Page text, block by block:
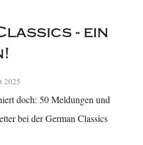
- ein
2025
doch: 50 Meldungen und
bei der German Classics